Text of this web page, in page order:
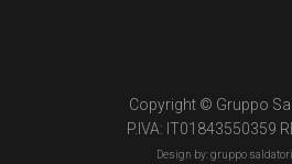
Copyright © Gruppo
P.IVA: IT01843550359
Design by: gruppo